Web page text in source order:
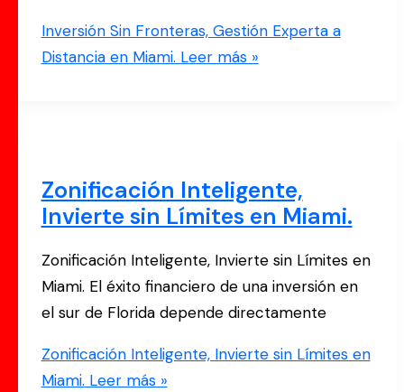
Inversión Sin Fronteras, Gestión Experta a
Distancia en Miami. Leer más »
Zonificación Inteligente,
Invierte sin Límites en Miami.
Zonificación Inteligente, Invierte sin Límites en
Miami. El éxito financiero de una inversión en
el sur de Florida depende directamente
Zonificación Inteligente, Invierte sin Límites en
Miami. Leer más »